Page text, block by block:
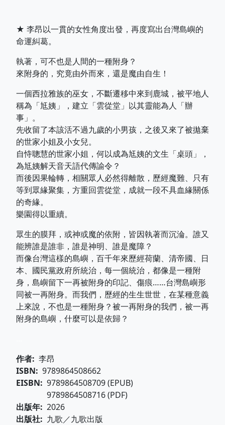
★ 李昂以一貫的女性角度出發，再度寫出台灣島嶼的
命運糾葛。
執著，可不也是人間的一種附身？
來附身的，究竟由外而來，還是魔由自生！
一個西拉雅族的巫女，不斷遷移中來到鹿城，被平地人
稱為「尪姨」，建立「雲從堂」以其靈能為人「辦
事」。
先收留了本該活不過九歲的小男孩，之後又來了被拋棄
的世家小姐及小女兒。
自恃聰慧的世家小姐，何以成為尪姨的文生「桌頭」，
為尪姨解天音天語代傳諭令？
而後因果輪轉，相關眾人必然得離散，歷經魔難、只有
等到眾緣聚集，方重回雲從堂，成就一段不具血緣關係
的奇緣。
樂園得以重續。
眾生的膜拜，或神或魔的依附，皆因執著而沉淪。誰又
能辨誰是誰非，誰是神明、誰是魔障？
而像台灣這樣的島嶼，百千年來歷經荷蘭、清帝國、日
本、國民黨政府所統治，每一個統治，都像是一種附
身，島嶼留下一再被附身的印記、傷痕……台灣島嶼形
同被一再附身。而我們，歷經的生生世世，在某種意義
上來說，不也是一種附身？被一再附身的我們，被一再
附身的島嶼，什麼可以是依歸？
作者 李昂
ISBN
9789864508662
EISBN
9789864508709 (EPUB)
9789864508716 (PDF)
出版年 2026
出版社
九歌／九歌出版